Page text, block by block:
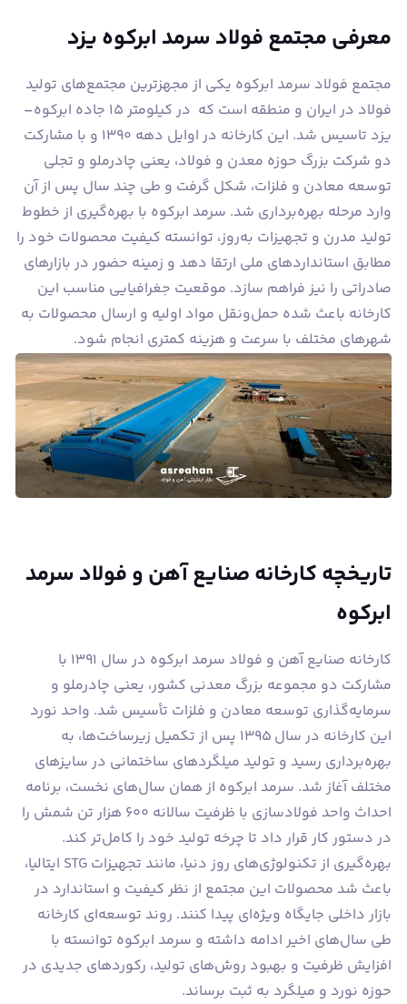
معرفی مجتمع فولاد سرمد ابرکوه یزد
مجتمع فولاد سرمد ابرکوه یکی از مجهزترین مجتمع‌های تولید
فولاد در ایران و منطقه است که در کیلومتر ۱۵ جاده ابرکوه–
یزد تاسیس شد. این کارخانه در اوایل دهه ۱۳۹۰ و با مشارکت
دو شرکت بزرگ حوزه معدن و فولاد، یعنی چادرملو و تجلی
توسعه معادن و فلزات، شکل گرفت و طی چند سال پس از آن
وارد مرحله بهره‌برداری شد. سرمد ابرکوه با بهره‌گیری از خطوط
تولید مدرن و تجهیزات به‌روز، توانسته کیفیت محصولات خود را
مطابق استانداردهای ملی ارتقا دهد و زمینه حضور در بازارهای
صادراتی را نیز فراهم سازد. موقعیت جغرافیایی مناسب این
کارخانه باعث شده حمل‌ونقل مواد اولیه و ارسال محصولات به
شهرهای مختلف با سرعت و هزینه کمتری انجام شود.
تاریخچه کارخانه صنایع آهن و فولاد سرمد
ابرکوه
کارخانه صنایع آهن و فولاد سرمد ابرکوه در سال ۱۳۹۱ با
مشارکت دو مجموعه بزرگ معدنی کشور، یعنی چادرملو و
سرمایه‌گذاری توسعه معادن و فلزات تأسیس شد. واحد نورد
این کارخانه در سال ۱۳۹۵ پس از تکمیل زیرساخت‌ها، به
بهره‌برداری رسید و تولید میلگردهای ساختمانی در سایزهای
مختلف آغاز شد. سرمد ابرکوه از همان سال‌های نخست، برنامه
احداث واحد فولادسازی با ظرفیت سالانه ۶۰۰ هزار تن شمش را
در دستور کار قرار داد تا چرخه تولید خود را کامل‌تر کند.
بهره‌گیری از تکنولوژی‌های روز دنیا، مانند تجهیزات STG ایتالیا،
باعث شد محصولات این مجتمع از نظر کیفیت و استاندارد در
بازار داخلی جایگاه ویژه‌ای پیدا کنند. روند توسعه‌ای کارخانه
طی سال‌های اخیر ادامه داشته و سرمد ابرکوه توانسته با
افزایش ظرفیت و بهبود روش‌های تولید، رکوردهای جدیدی در
حوزه نورد و میلگرد به ثبت برساند.